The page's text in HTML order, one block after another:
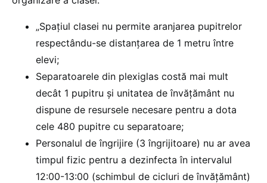
„Spațiul clasei nu permite aranjarea pupitrelor
respectându-se distanțarea de 1 metru între
elevi;
Separatoarele din plexiglas costă mai mult
decât 1 pupitru și unitatea de învățământ nu
dispune de resursele necesare pentru a dota
cele 480 pupitre cu separatoare;
Personalul de îngrijire (3 îngrijitoare) nu ar avea
timpul fizic pentru a dezinfecta în intervalul
12:00-13:00 (schimbul de cicluri de învățământ)